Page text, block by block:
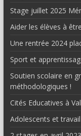
Stage juillet 2025
Aider les élèves à
Une rentrée 2024
Sport et
Soutien scolaire en
méthodologiques !
Cités Educatives à
Adolescents et